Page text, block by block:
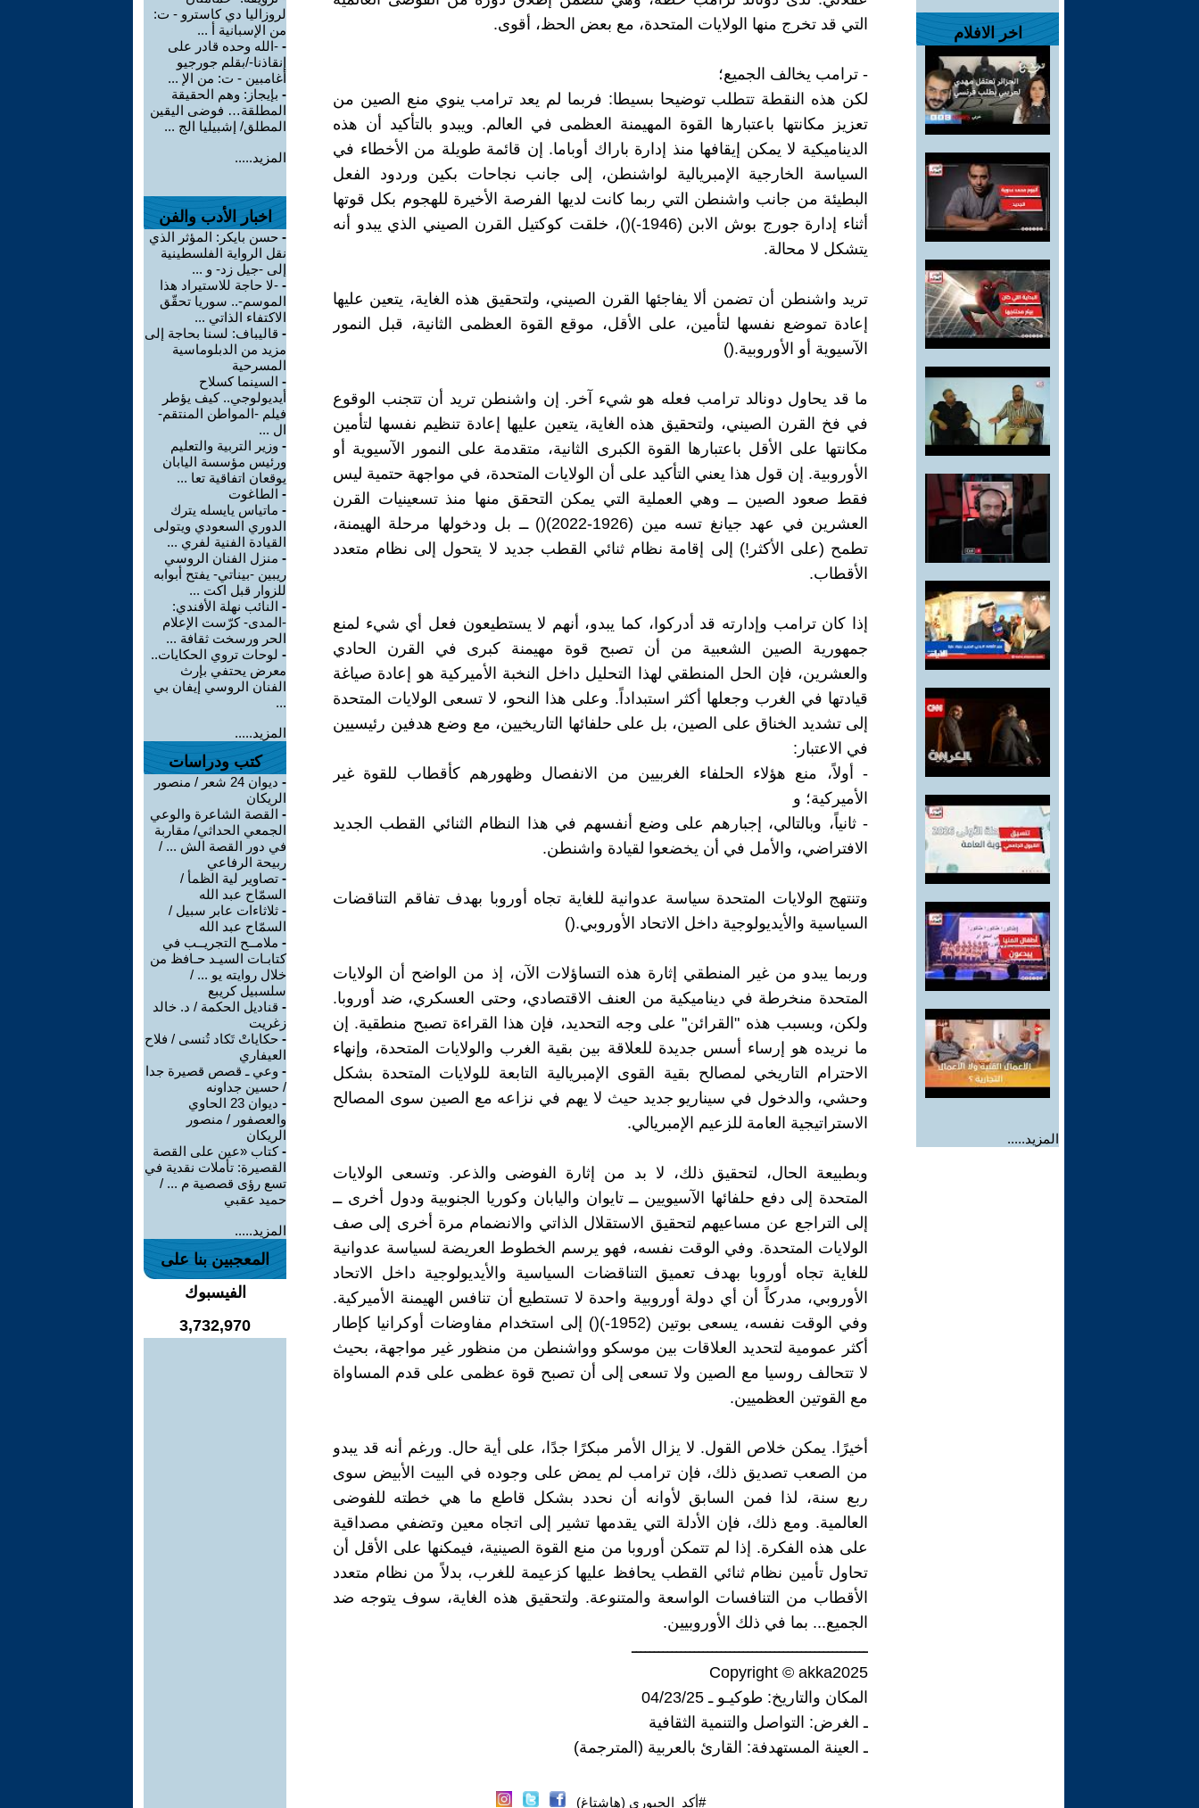
اخر الافلام
المزيد.....
التي قد تخرج منها الولايات المتحدة، مع بعض الحظ، أقوى.
- ترامب يخالف الجميع؛
لكن هذه النقطة تتطلب توضيحا بسيطا: فربما لم يعد ترامب ينوي منع الصين من
تعزيز مكانتها باعتبارها القوة المهيمنة العظمى في العالم. ويبدو بالتأكيد أن هذه
الديناميكية لا يمكن إيقافها منذ إدارة باراك أوباما. إن قائمة طويلة من الأخطاء في
السياسة الخارجية الإمبريالية لواشنطن، إلى جانب نجاحات بكين وردود الفعل
البطيئة من جانب واشنطن التي ربما كانت لديها الفرصة الأخيرة للهجوم بكل قوتها
أثناء إدارة جورج بوش الابن (1946-)()، خلقت كوكتيل القرن الصيني الذي يبدو أنه
يتشكل لا محالة.
تريد واشنطن أن تضمن ألا يفاجئها القرن الصيني، ولتحقيق هذه الغاية، يتعين عليها
إعادة تموضع نفسها لتأمين، على الأقل، موقع القوة العظمى الثانية، قبل النمور
الآسيوية أو الأوروبية.()
ما قد يحاول دونالد ترامب فعله هو شيء آخر. إن واشنطن تريد أن تتجنب الوقوع
في فخ القرن الصيني، ولتحقيق هذه الغاية، يتعين عليها إعادة تنظيم نفسها لتأمين
مكانتها على الأقل باعتبارها القوة الكبرى الثانية، متقدمة على النمور الآسيوية أو
الأوروبية. إن قول هذا يعني التأكيد على أن الولايات المتحدة، في مواجهة حتمية ليس
فقط صعود الصين ــ وهي العملية التي يمكن التحقق منها منذ تسعينيات القرن
العشرين في عهد جيانغ تسه مين (1926-2022)() ــ بل ودخولها مرحلة الهيمنة،
تطمح (على الأكثر!) إلى إقامة نظام ثنائي القطب جديد لا يتحول إلى نظام متعدد
الأقطاب.
إذا كان ترامب وإدارته قد أدركوا، كما يبدو، أنهم لا يستطيعون فعل أي شيء لمنع
جمهورية الصين الشعبية من أن تصبح قوة مهيمنة كبرى في القرن الحادي
والعشرين، فإن الحل المنطقي لهذا التحليل داخل النخبة الأميركية هو إعادة صياغة
قيادتها في الغرب وجعلها أكثر استبداداً. وعلى هذا النحو، لا تسعى الولايات المتحدة
إلى تشديد الخناق على الصين، بل على حلفائها التاريخيين، مع وضع هدفين رئيسيين
في الاعتبار:
- أولاً، منع هؤلاء الحلفاء الغربيين من الانفصال وظهورهم كأقطاب للقوة غير
الأميركية؛ و
- ثانياً، وبالتالي، إجبارهم على وضع أنفسهم في هذا النظام الثنائي القطب الجديد
الافتراضي، والأمل في أن يخضعوا لقيادة واشنطن.
وتنتهج الولايات المتحدة سياسة عدوانية للغاية تجاه أوروبا بهدف تفاقم التناقضات
السياسية والأيديولوجية داخل الاتحاد الأوروبي.()
وربما يبدو من غير المنطقي إثارة هذه التساؤلات الآن، إذ من الواضح أن الولايات
المتحدة منخرطة في ديناميكية من العنف الاقتصادي، وحتى العسكري، ضد أوروبا.
ولكن، وبسبب هذه "القرائن" على وجه التحديد، فإن هذا القراءة تصبح منطقية. إن
ما نريده هو إرساء أسس جديدة للعلاقة بين بقية الغرب والولايات المتحدة، وإنهاء
الاحترام التاريخي لمصالح بقية القوى الإمبريالية التابعة للولايات المتحدة بشكل
وحشي، والدخول في سيناريو جديد حيث لا يهم في نزاعه مع الصين سوى المصالح
الاستراتيجية العامة للزعيم الإمبريالي.
وبطبيعة الحال، لتحقيق ذلك، لا بد من إثارة الفوضى والذعر. وتسعى الولايات
المتحدة إلى دفع حلفائها الآسيويين ــ تايوان واليابان وكوريا الجنوبية ودول أخرى ــ
إلى التراجع عن مساعيهم لتحقيق الاستقلال الذاتي والانضمام مرة أخرى إلى صف
الولايات المتحدة. وفي الوقت نفسه، فهو يرسم الخطوط العريضة لسياسة عدوانية
للغاية تجاه أوروبا بهدف تعميق التناقضات السياسية والأيديولوجية داخل الاتحاد
الأوروبي، مدركاً أن أي دولة أوروبية واحدة لا تستطيع أن تنافس الهيمنة الأميركية.
وفي الوقت نفسه، يسعى بوتين (1952-)() إلى استخدام مفاوضات أوكرانيا كإطار
أكثر عمومية لتحديد العلاقات بين موسكو وواشنطن من منظور غير مواجهة، بحيث
لا تتحالف روسيا مع الصين ولا تسعى إلى أن تصبح قوة عظمى على قدم المساواة
مع القوتين العظميين.
أخيرًا. يمكن خلاص القول. لا يزال الأمر مبكرًا جدًا، على أية حال. ورغم أنه قد يبدو
من الصعب تصديق ذلك، فإن ترامب لم يمض على وجوده في البيت الأبيض سوى
ربع سنة، لذا فمن السابق لأوانه أن نحدد بشكل قاطع ما هي خطته للفوضى
العالمية. ومع ذلك، فإن الأدلة التي يقدمها تشير إلى اتجاه معين وتضفي مصداقية
على هذه الفكرة. إذا لم تتمكن أوروبا من منع القوة الصينية، فيمكنها على الأقل أن
تحاول تأمين نظام ثنائي القطب يحافظ عليها كزعيمة للغرب، بدلاً من نظام متعدد
الأقطاب من التنافسات الواسعة والمتنوعة. ولتحقيق هذه الغاية، سوف يتوجه ضد
الجميع... بما في ذلك الأوروبيين.
ـــــــــــــــــــــــــــــــــــــــــــــــــــــ
Copyright © akka2025
المكان والتاريخ: طوكيـو ـ 04/23/25
ـ الغرض: التواصل والتنمية الثقافية
ـ العينة المستهدفة: القارئ بالعربية (المترجمة)
#أكد_الجبوري (هاشتاغ)
لروزاليا دي كاسترو - ت:
من الإسبانية أ ...
- -الله وحده قادر على
إنقاذنا-/بقلم جورجيو
أغامبين - ت: من الإ ...
- بإيجاز: وهم الحقيقة
المطلقة… فوضى اليقين
المطلق/ إشبيليا الج ...
المزيد.....
اخبار الأدب والفن
- حسن بايكر: المؤثر الذي
نقل الرواية الفلسطينية
إلى -جيل زد- و ...
- -لا حاجة للاستيراد هذا
الموسم-.. سوريا تحقّق
الاكتفاء الذاتي ...
- قاليباف: لسنا بحاجة إلى
مزيد من الدبلوماسية
المسرحية
- السينما كسلاح
أيديولوجي.. كيف يؤطر
فيلم -المواطن المنتقم-
ال ...
- وزير التربية والتعليم
ورئيس مؤسسة اليابان
يوقعان اتفاقية تعا ...
- الطاغوت
- ماتياس يايسله يترك
الدوري السعودي ويتولى
القيادة الفنية لفري ...
- منزل الفنان الروسي
ريبين -بيناتي- يفتح أبوابه
للزوار قبل اكت ...
- النائب نهلة الأفندي:
-المدى- كرّست الإعلام
الحر ورسخت ثقافة ...
- لوحات تروي الحكايات..
معرض يحتفي بإرث
الفنان الروسي إيفان بي
...
المزيد.....
كتب ودراسات
-
ديوان 24 شعر / منصور
الريكان
- القصة الشاعرة والوعي
الجمعي الحداثي/ مقاربة
في دور القصة الش ... /
ربيحة الرفاعي
- تصاوير لية الظمأ /
السمّاح عبد الله
- ثلاثاءات عابر سبيل /
السمّاح عبد الله
- ملامــح التجريــب في
كتابـات السيـد حـافظ من
خلال روايته يو ... /
سلسبيل كريبع
- قناديل الحكمة / د. خالد
زغريت
- حكاياتْ تَكاد تُنسى / فلاح
العيفاري
- وعي ـ قصص قصيرة جدا
/ حسين جداونه
-
ديوان 23 الحاوي
والعصفور / منصور
الريكان
-كتاب «عين على القصة
القصيرة: تأملات نقدية في
تسع رؤى قصصية م ... /
حميد عقبي
المزيد.....
المعجبين بنا على
الفيسبوك
3,732,970